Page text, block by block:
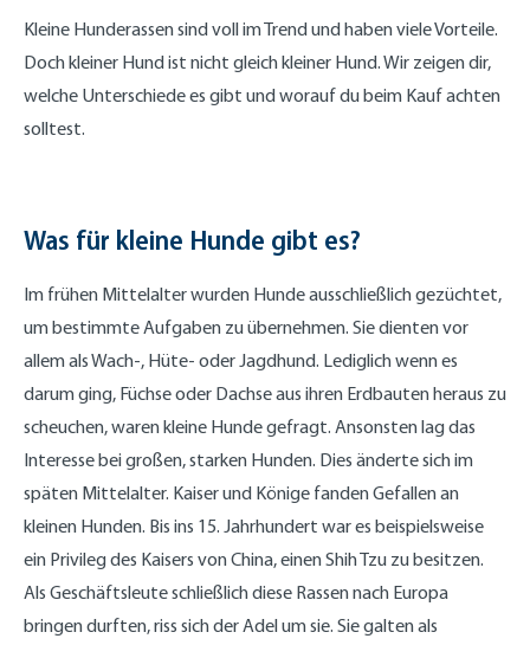
Kleine Hunderassen sind voll im Trend und haben viele Vorteile.
Doch kleiner Hund ist nicht gleich kleiner Hund. Wir zeigen dir,
welche Unterschiede es gibt und worauf du beim Kauf achten
solltest.
Was für kleine Hunde gibt es?
Im frühen Mittelalter wurden Hunde ausschließlich gezüchtet,
um bestimmte Aufgaben zu übernehmen. Sie dienten vor
allem als Wach-, Hüte- oder Jagdhund. Lediglich wenn es
darum ging, Füchse oder Dachse aus ihren Erdbauten heraus zu
scheuchen, waren kleine Hunde gefragt. Ansonsten lag das
Interesse bei großen, starken Hunden. Dies änderte sich im
späten Mittelalter. Kaiser und Könige fanden Gefallen an
kleinen Hunden. Bis ins 15. Jahrhundert war es beispielsweise
ein Privileg des Kaisers von China, einen Shih Tzu zu besitzen.
Als Geschäftsleute schließlich diese Rassen nach Europa
bringen durften, riss sich der Adel um sie. Sie galten als